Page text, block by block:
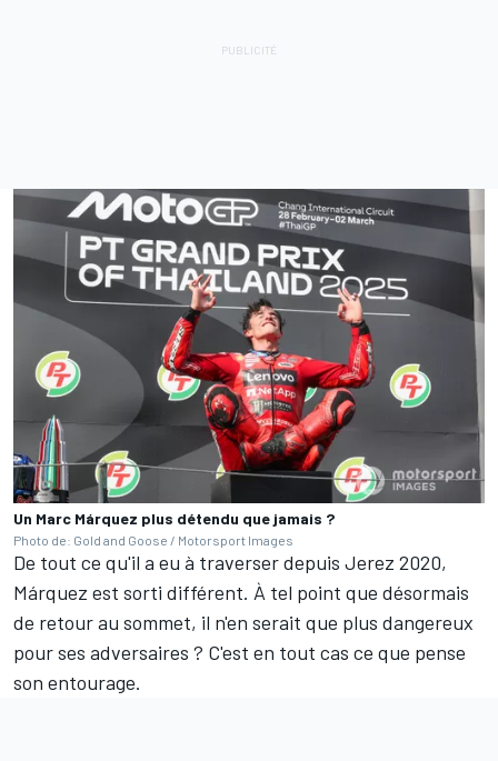
Un Marc Márquez plus détendu que jamais ?
Photo de: Gold and Goose / Motorsport Images
De tout ce qu'il a eu à traverser depuis Jerez 2020,
Márquez est sorti différent. À tel point que désormais
de retour au sommet, il n'en serait que plus dangereux
pour ses adversaires ? C'est en tout cas ce que pense
son entourage.